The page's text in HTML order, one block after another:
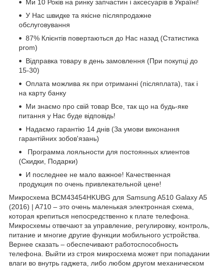
Ми 10 Років на ринку запчастин і аксесуарів в Україні!
У Нас швидке та якісне післяпродажне
обслуговування
87% Клієнтів повертаються до Нас назад (Статистика
prom)
Відправка товару в день замовлення (При покупці до
15-30)
Оплата можлива як при отриманні (післяплата), так і
на карту банку
Ми знаємо про свій товар Все, так що на будь-яке
питання у Нас буде відповідь!
Надаємо гарантію 14 днів (За умови виконання
гарантійних зобов'язань)
Программа лояльности для постоянных клиентов
(Скидки, Подарки)
И последнее не мало важное! Качественная
продукция по очень привлекательной цене!
Микросхема BCM43454HKUBG для Samsung A510 Galaxy A5
(2016) | A710 – это очень маленькая электронная схема,
которая крепиться непосредственно к плате телефона.
Микросхемы отвечают за управление, регулировку, контроль,
питание и многие другие функции мобильного устройства.
Вернее сказать – обеспечивают работоспособность
телефона. Выйти из строя микросхема может при попадании
влаги во внутрь гаджета, либо любом другом механическом